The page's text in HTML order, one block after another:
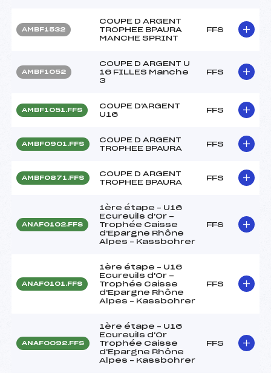
AMBF1532
COUPE D ARGENT
TROPHEE BPAURA
MANCHE SPRINT
FFS
AMBF1052
COUPE D ARGENT U
16 FILLES Manche
3
FFS
AMBF1051.FFS
COUPE D'ARGENT
U16
FFS
AMBF0901.FFS
COUPE D ARGENT
TROPHEE BPAURA
FFS
AMBF0871.FFS
COUPE D ARGENT
TROPHEE BPAURA
FFS
ANAF0102.FFS
1ère étape – U16
Ecureuils d'Or -
Trophée Caisse
d'Epargne Rhône
Alpes – Kassbohrer
FFS
ANAF0101.FFS
1ère étape – U16
Ecureuils d'Or -
Trophée Caisse
d'Epargne Rhône
Alpes – Kassbohrer
FFS
ANAF0092.FFS
1ère étape – U16
Ecureuils d'Or
Trophée Caisse
d'Epargne Rhône
Alpes – Kassbohrer
FFS